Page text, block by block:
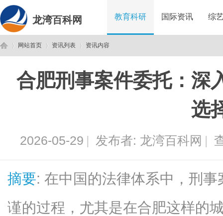
龙湾百科网 教育科研 国际资讯 综
网站首页
›
资讯列表 资讯内容
合肥刑事案件委托：深
选
2026-05-29 | 发布者: 龙湾百科网 |
摘要: 在中国的法律体系中，刑
谨的过程，尤其是在合肥这样的